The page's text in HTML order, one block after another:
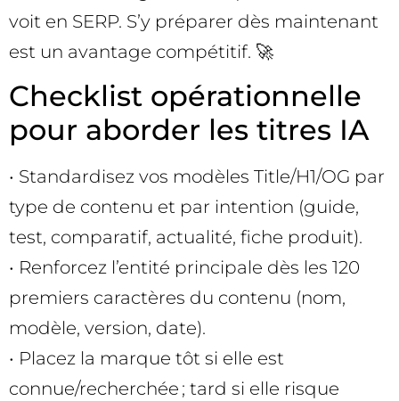
voit en SERP. S’y préparer dès maintenant
est un avantage compétitif. 🚀
Checklist opérationnelle
pour aborder les titres IA
• Standardisez vos modèles Title/H1/OG par
type de contenu et par intention (guide,
test, comparatif, actualité, fiche produit).
• Renforcez l’entité principale dès les 120
premiers caractères du contenu (nom,
modèle, version, date).
• Placez la marque tôt si elle est
connue/recherchée ; tard si elle risque